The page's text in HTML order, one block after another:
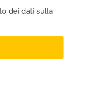
dei dati sulla